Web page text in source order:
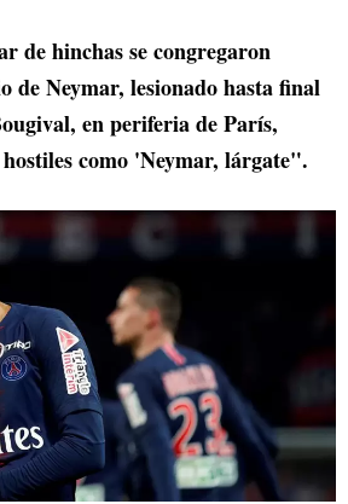
de hinchas se congregaron
de Neymar, lesionado hasta final
en periferia de París,
como 'Neymar, lárgate".